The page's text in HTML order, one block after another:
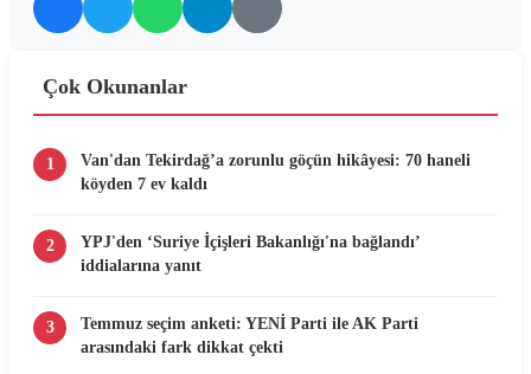
Çok Okunanlar
1
Van'dan Tekirdağ’a zorunlu göçün hikâyesi: 70 haneli
köyden 7 ev kaldı
2
YPJ'den ‘Suriye İçişleri Bakanlığı'na bağlandı’
iddialarına yanıt
3
Temmuz seçim anketi: YENİ Parti ile AK Parti
arasındaki fark dikkat çekti